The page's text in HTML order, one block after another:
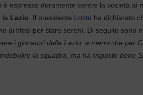
è espresso duramente contro la società ai
la Lazio . Il presidente Lotito ha dichiarato
ai tifosi per stare sereni. Di seguito sono
i giocatori della Lazio, a meno che per
la squadra, ma ha risposto bene